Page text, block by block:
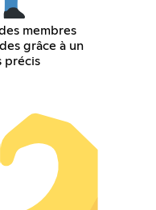
membres
grâce à un
précis